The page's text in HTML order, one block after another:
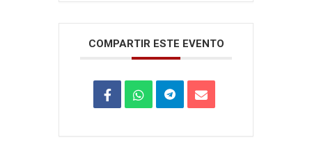
COMPARTIR ESTE EVENTO